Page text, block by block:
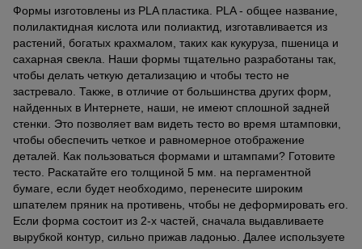
Формы изготовлены из PLA пластика. PLA - общее название,
полилактидная кислота или полиактид, изготавливается из
растений, богатых крахмалом, таких как кукуруза, пшеница и
сахарная свекла. Наши формы тщательно разработаны так,
чтобы делать четкую детализацию и чтобы тесто не
застревало. Также, в отличие от большинства других форм,
найденных в Интернете, наши, не имеют сплошной задней
стенки. Это позволяет вам видеть тесто во время штамповки,
чтобы обеспечить четкое и равномерное отображение
деталей. Как пользоваться формами и штампами? Готовите
тесто. Раскатайте его толщиной 5 мм. на пергаментной
бумаге, если будет необходимо, перенесите широким
шпателем пряник на противень, чтобы не деформировать его.
Если форма состоит из 2-х частей, сначала выдавливаете
вырубкой контур, сильно прижав ладонью. Далее используете